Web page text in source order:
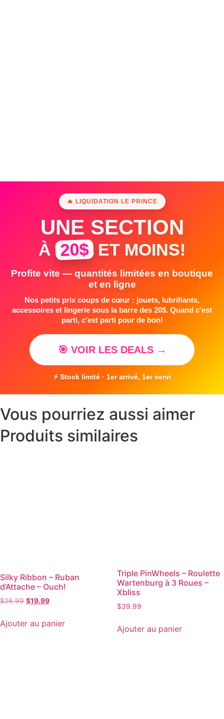
🔥 LIQUIDATION LE PRINCE
UNE SECTION
À 20$ ET MOINS!
Profite vite — quantités limitées en boutique
et en ligne
Nos petits prix coups de cœur : jouets, lubrifiants,
accessoires et lingerie sous la barre des 20$. Quand c'est
parti, c'est parti pour de bon!
🎯 VOIR LES DEALS →
⚡ Stock limité · 1er arrivé, 1er servi
Vous pourriez aussi aimer
Produits similaires
Silky Ribbon – Ruban
d’Attache – Ouch!
$26.99 $19.99
Ajouter au panier
Triple PinWheels – Roulette
Wartenburg à 3 Roues –
Xbliss
$39.99
Ajouter au panier